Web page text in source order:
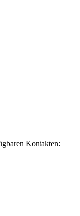
Kontakten: